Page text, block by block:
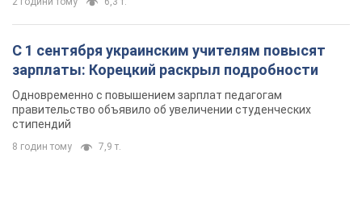
С 1 сентября украинским учителям повысят
зарплаты: Корецкий раскрыл подробности
Одновременно с повышением зарплат педагогам
правительство объявило об увеличении студенческих
стипендий
8 годин тому 7,9 т.